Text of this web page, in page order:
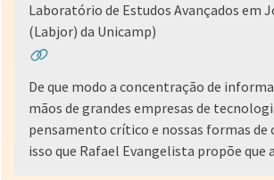
Laboratório de Estudos Avançados em
(Labjor) da Unicamp)
De que modo a concentração de
mãos de grandes empresas de
pensamento crítico e nossas formas de
isso que Rafael Evangelista propõe que